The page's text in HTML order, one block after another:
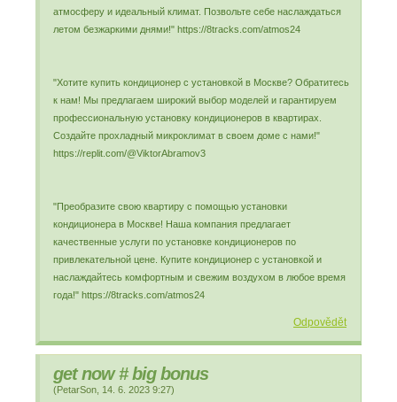
атмосферу и идеальный климат. Позвольте себе наслаждаться
летом безжаркими днями!" https://8tracks.com/atmos24
"Хотите купить кондиционер с установкой в Москве? Обратитесь
к нам! Мы предлагаем широкий выбор моделей и гарантируем
профессиональную установку кондиционеров в квартирах.
Создайте прохладный микроклимат в своем доме с нами!"
https://replit.com/@ViktorAbramov3
"Преобразите свою квартиру с помощью установки
кондиционера в Москве! Наша компания предлагает
качественные услуги по установке кондиционеров по
привлекательной цене. Купите кондиционер с установкой и
наслаждайтесь комфортным и свежим воздухом в любое время
года!" https://8tracks.com/atmos24
Odpovědět
gеt nоw # bіg bonus
(PetarSon 14. 6. 2023 9:27)